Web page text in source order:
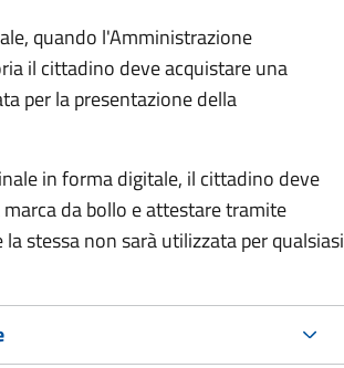
quando l'Amministrazione
il cittadino deve acquistare una
per la presentazione della
in forma digitale, il cittadino deve
da bollo e attestare tramite
stessa non sarà utilizzata per qualsiasi